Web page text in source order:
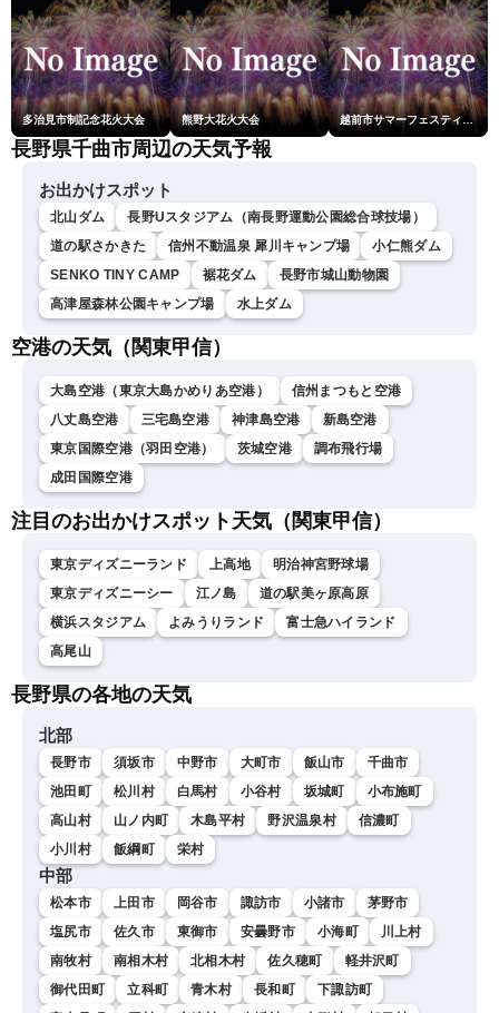
多治見市制記念花火大会 熊野大花火大会 越前市サマーフェスティバル花火大会
長野県千曲市周辺の天気予報
お出かけスポット
北山ダム
長野Uスタジアム（南長野運動公園総合球技場）
道の駅さかきた
信州不動温泉 犀川キャンプ場
小仁熊ダム
SENKO TINY CAMP
裾花ダム
長野市城山動物園
高津屋森林公園キャンプ場
水上ダム
空港の天気（関東甲信）
大島空港（東京大島かめりあ空港）
信州まつもと空港
八丈島空港
三宅島空港 神津島空港
新島空港
東京国際空港（羽田空港）
茨城空港
調布飛行場
成田国際空港
注目のお出かけスポット天気（関東甲信）
東京ディズニーランド 上高地
明治神宮野球場
東京ディズニーシー
江ノ島
道の駅美ヶ原高原
横浜スタジアム
よみうりランド
富士急ハイランド
高尾山
長野県の各地の天気
北部
長野市 須坂市 中野市 大町市 飯山市
千曲市
池田町
松川村 白馬村 小谷村 坂城町
小布施町
高山村
山ノ内町 木島平村 野沢温泉村
信濃町
小川村
飯綱町 栄村
中部
松本市 上田市 岡谷市 諏訪市 小諸市
茅野市
塩尻市
佐久市 東御市 安曇野市 小海町
川上村
南牧村
南相木村 北相木村 佐久穂町
軽井沢町
御代田町
立科町 青木村 長和町
下諏訪町